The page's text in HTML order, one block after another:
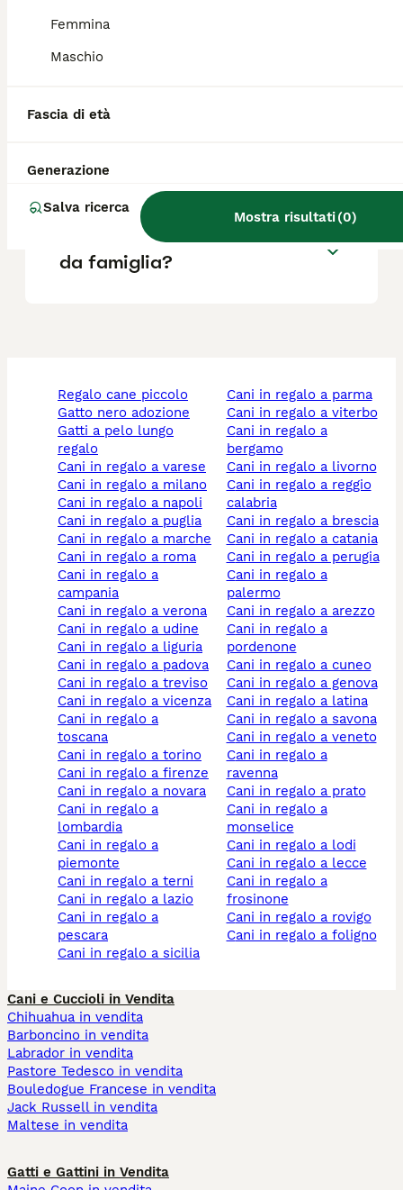
Femmina
Maschio
Fascia di età
Generazione
Salva ricerca
Mostra risultati(0)
L'Irish Terrier perde pelo?
L'Irish Terrier è un buon cane
da famiglia?
regalo cane piccolo
gatto nero adozione
gatti a pelo lungo
regalo
cani in regalo a varese
cani in regalo a milano
cani in regalo a napoli
cani in regalo a puglia
cani in regalo a marche
cani in regalo a roma
cani in regalo a
campania
cani in regalo a verona
cani in regalo a udine
cani in regalo a liguria
cani in regalo a padova
cani in regalo a treviso
cani in regalo a vicenza
cani in regalo a
toscana
cani in regalo a torino
cani in regalo a firenze
cani in regalo a novara
cani in regalo a
lombardia
cani in regalo a
piemonte
cani in regalo a terni
cani in regalo a lazio
cani in regalo a
pescara
cani in regalo a sicilia
cani in regalo a parma
cani in regalo a viterbo
cani in regalo a
bergamo
cani in regalo a livorno
cani in regalo a reggio
calabria
cani in regalo a brescia
cani in regalo a catania
cani in regalo a perugia
cani in regalo a
palermo
cani in regalo a arezzo
cani in regalo a
pordenone
cani in regalo a cuneo
cani in regalo a genova
cani in regalo a latina
cani in regalo a savona
cani in regalo a veneto
cani in regalo a
ravenna
cani in regalo a prato
cani in regalo a
monselice
cani in regalo a lodi
cani in regalo a lecce
cani in regalo a
frosinone
cani in regalo a rovigo
cani in regalo a foligno
Cani e Cuccioli in Vendita
Chihuahua in vendita
Barboncino in vendita
Labrador in vendita
Pastore Tedesco in vendita
Bouledogue Francese in vendita
Jack Russell in vendita
Maltese in vendita
Gatti e Gattini in Vendita